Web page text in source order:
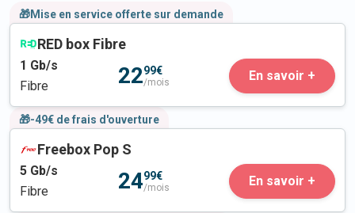
🎁Mise en service offerte sur demande
RED box Fibre
1 Gb/s
Fibre
2299€
/mois En savoir +
🎁-49€ de frais d'ouverture
Freebox Pop S
5 Gb/s
Fibre
2499€
/mois En savoir +